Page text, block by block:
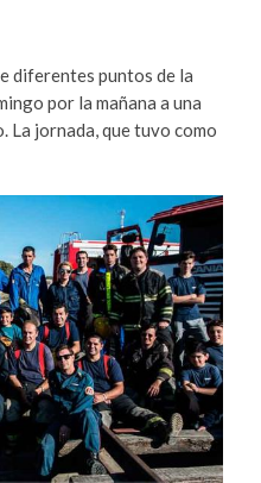
diferentes puntos de la
por la mañana a una
La jornada, que tuvo como